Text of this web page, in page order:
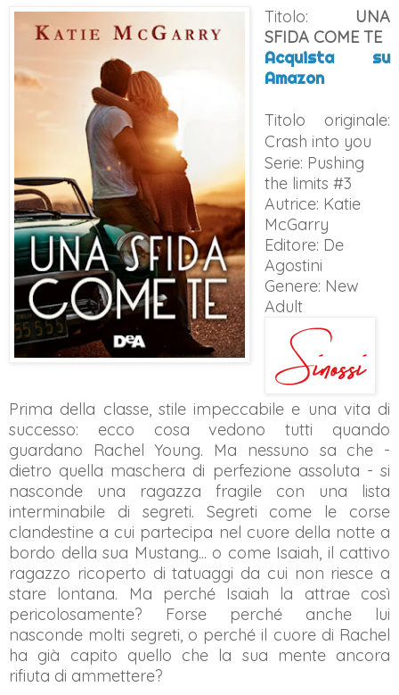
Titolo: UNA
SFIDA COME TE
Acquista su
Amazon
Titolo originale:
Crash into you
Serie: Pushing
the limits #3
Autrice: Katie
McGarry
Editore: De
Agostini
Genere: New
Adult
Prima della classe, stile impeccabile e una vita di
successo: ecco cosa vedono tutti quando
guardano Rachel Young. Ma nessuno sa che -
dietro quella maschera di perfezione assoluta - si
nasconde una ragazza fragile con una lista
interminabile di segreti. Segreti come le corse
clandestine a cui partecipa nel cuore della notte a
bordo della sua Mustang... o come Isaiah, il cattivo
ragazzo ricoperto di tatuaggi da cui non riesce a
stare lontana. Ma perché Isaiah la attrae così
pericolosamente? Forse perché anche lui
nasconde molti segreti, o perché il cuore di Rachel
ha già capito quello che la sua mente ancora
rifiuta di ammettere?